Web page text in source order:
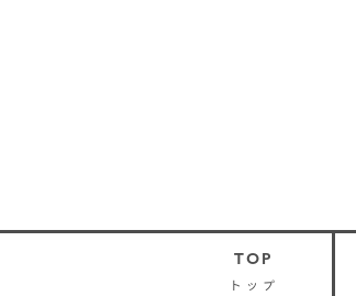
TOP
トップ